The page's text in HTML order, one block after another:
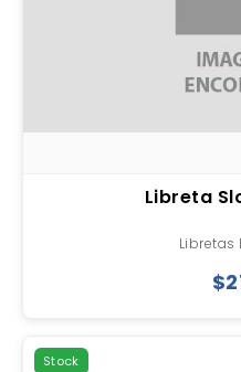
Libreta
Libretas
Stock